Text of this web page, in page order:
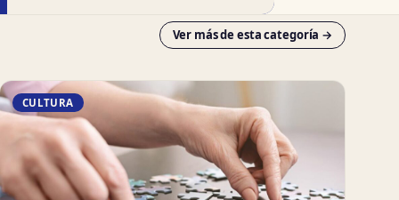
Ver más de esta categoría →
CULTURA